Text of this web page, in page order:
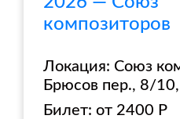
композиторов
Локация: Союз
Брюсов пер., 8/10,
Билет: от 2400 Р